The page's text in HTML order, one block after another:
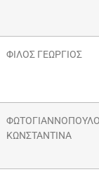
ΦΙΛΟΣ ΓΕΩΡΓΙΟΣ
ΚΩΝΣΤΑΝΤΙΝΑ